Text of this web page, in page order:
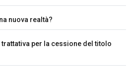
nuova realtà?
per la cessione del titolo